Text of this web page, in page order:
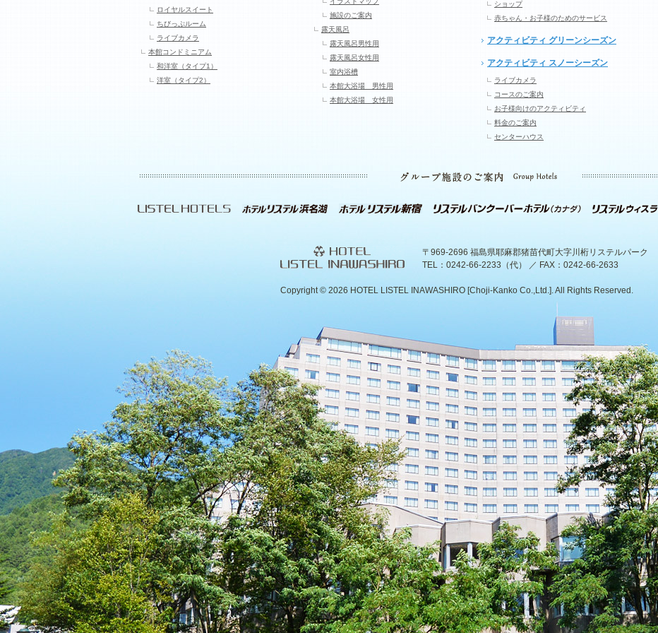
ロイヤルスイート
ちびっぷルーム
ライブカメラ
本館コンドミニアム
和洋室（タイプ1）
洋室（タイプ2）
施設のご案内
露天風呂
露天風呂男性用
露天風呂女性用
室内浴槽
本館大浴場 男性用
本館大浴場 女性用
ショップ
赤ちゃん・お子様のためのサービス
アクティビティ グリーンシーズン
アクティビティ スノーシーズン
ライブカメラ
コースのご案内
お子様向けのアクティビティ
料金のご案内
センターハウス
〒969-2696 福島県耶麻郡猪苗代町大字川桁リステルパーク
TEL：0242-66-2233（代） ／ FAX：0242-66-2633
Copyright © 2026 HOTEL LISTEL INAWASHIRO [Choji-Kanko Co.,Ltd.]. All Rights Reserved.